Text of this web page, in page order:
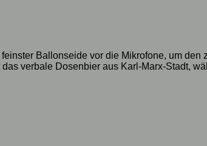
Ballonseide vor die Mikrofone, um den
verbale Dosenbier aus Karl-Marx-Stadt,